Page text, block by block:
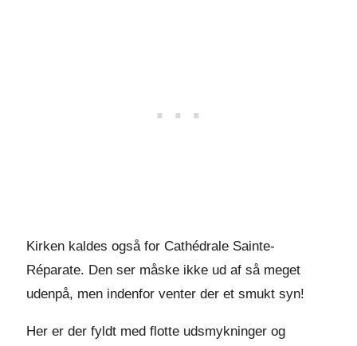
Kirken kaldes også for Cathédrale Sainte-
Réparate. Den ser måske ikke ud af så meget
udenpå, men indenfor venter der et smukt syn!
Her er der fyldt med flotte udsmykninger og